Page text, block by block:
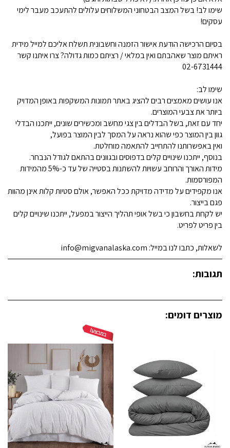
שימו לב! בשל המצב הבטחוני המשלוחים עלולים להתעכב מעבר לימי
עסקים!
בסיום הרכישה הודעת אישור הזמנה וחשבונית תשלח אליכם למייל מידית
ראיתם מוצר שאהבתם ואין במלאי / רציתם כמות גדולה? צרו איתנו קשר
02-6731444
שימו לב:
אנו עושים מאמצים רבים להציג באתר תמונות המשקפות באופן המדויק
ביותר את צבעי המוצרים.
יחד עם זאת, בשל הבדלים בין צגי מחשב ומכשירים שונים, ייתכנו הבדלי
גוון בין המוצר כפי שהוא נראה על המסך לבין המוצר בפועל,
ואין באפשרותנו להתחייב להתאמה מוחלטת.
בנוסף, ייתכנו שינויים קלים בדפוסים ובגוונים בהתאם לגודל הנבחר.
מידות האורך והרוחב עשויות להשתנות בסטייה של עד כ-5% מהמידות
המפורסמות.
אנו מקפידים על מדידה מדויקת ככל האפשר, אולם סטיות קלות אינן מהוות
פגם בייצור.
יש לקחת בחשבון כי בשל אופי תהליך הייצור במפעל, ייתכנו שינויים קלים
בין פריט לפריט.
לשאלות, כתבו לנו במייל: info@migvanalaska.com
תגובות:
מוצרים דומים: